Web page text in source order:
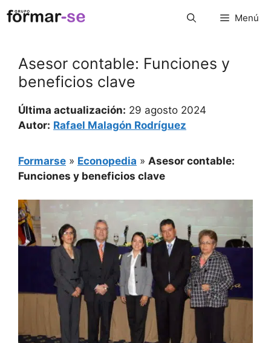
Saltar
al
Menú
Asesor contable: Funciones y
beneficios clave
Última actualización: 29 agosto 2024
Autor: Rafael Malagón Rodríguez
Formarse » Econopedia » Asesor contable:
Funciones y beneficios clave